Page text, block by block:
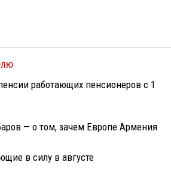
работающих пенсионеров с 1
— о том, зачем Европе Армения
в силу в августе